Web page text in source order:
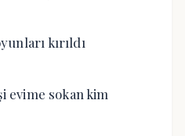
kırıldı
evime sokan kim